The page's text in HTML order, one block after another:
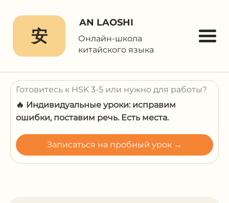
安
AN LAOSHI
Онлайн-школа
китайского языка
Готовитесь к HSK 3-5 или нужно для работы?
🔥 Индивидуальные уроки: исправим
ошибки, поставим речь. Есть места.
Записаться на пробный урок →